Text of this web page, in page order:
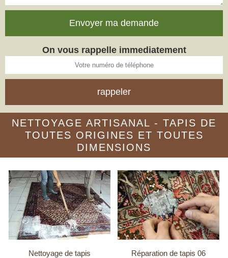
On vous rappelle immediatement
NETTOYAGE ARTISANAL - TAPIS DE
TOUTES ORIGINES ET TOUTES
DIMENSIONS
Nettoyage de tapis Réparation de tapis 06